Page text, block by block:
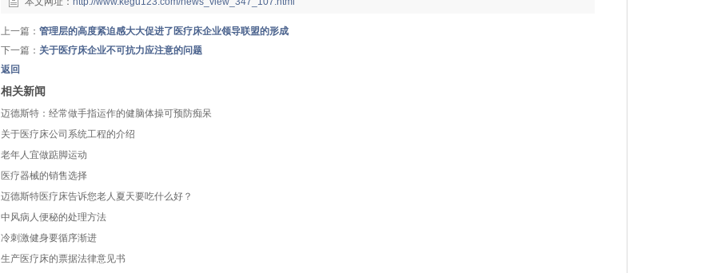
上一篇： 管理层的高度紧迫感大大促进了医疗床企业领导联盟的形成
下一篇： 关于医疗床企业不可抗力应注意的问题
返回
相关新闻
迈德斯特：经常做手指运作的健脑体操可预防痴呆
关于医疗床公司系统工程的介绍
老年人宜做踮脚运动
医疗器械的销售选择
迈德斯特医疗床告诉您老人夏天要吃什么好？
中风病人便秘的处理方法
冷刺激健身要循序渐进
生产医疗床的票据法律意见书